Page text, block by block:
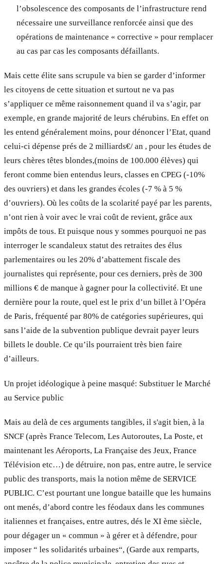
l’obsolescence des composants de l’infrastructure rend
nécessaire une surveillance renforcée ainsi que des
opérations de maintenance « corrective » pour remplacer
au cas par cas les composants défaillants.
Mais cette élite sans scrupule va bien se garder d’informer
les citoyens de cette situation et surtout ne va pas
s’appliquer ce même raisonnement quand il va s’agir, par
exemple, en grande majorité de leurs chérubins. En effet on
les entend généralement moins, pour dénoncer l’Etat, quand
celui-ci dépense prés de 2 milliards€/ an , pour les études de
leurs chères têtes blondes,(moins de 100.000 élèves) qui
feront comme bien entendus leurs, classes en CPEG (-10%
des ouvriers) et dans les grandes écoles (-7 % à 5 %
d’ouvriers). Où les coûts de la scolarité payé par les parents,
n’ont rien à voir avec le vrai coût de revient, grâce aux
impôts de tous. Et puisque nous y sommes pourquoi ne pas
interroger le scandaleux statut des retraites des élus
parlementaires ou les 20% d’abattement fiscale des
journalistes qui représente, pour ces derniers, près de 300
millions € de manque à gagner pour la collectivité. Et une
dernière pour la route, quel est le prix d’un billet à l’Opéra
de Paris, fréquenté par 80% de catégories supérieures, qui
sans l’aide de la subvention publique devrait payer leurs
billets le double. Ce qu’ils pourraient très bien faire
d’ailleurs.
Un projet idéologique à peine masqué: Substituer le Marché
au Service public
Mais au delà de ces arguments tangibles, il s'agit bien, à la
SNCF (après France Telecom, Les Autoroutes, La Poste, et
maintenant les Aéroports, La Française des Jeux, France
Télévision etc…) de détruire, non pas, entre autre, le service
public des transports, mais la notion même de SERVICE
PUBLIC. C’est pourtant une longue bataille que les humains
ont menés, d’abord contre les féodaux dans les communes
italiennes et françaises, entre autres, dés le XI ème siècle,
pour dégager un « commun » à gérer et à défendre, pour
imposer “ les solidarités urbaines“, (Garde aux remparts,